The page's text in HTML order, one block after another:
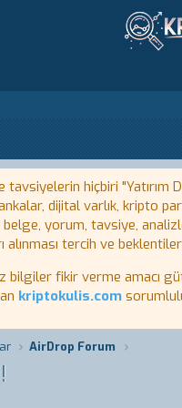
hiçbiri "Yatırım
dijital varlık, kripto
yorum, tavsiye,
tercih ve
fikir verme amacı
kriptokulis.com
AirDrop Forum